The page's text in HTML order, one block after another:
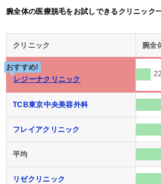
腕全体の医療脱毛をお試しできるクリニック
クリニック 腕全
おすすめ!
レジーナクリニック
TCB東京中央美容外科
フレイアクリニック
平均
リゼクリニック